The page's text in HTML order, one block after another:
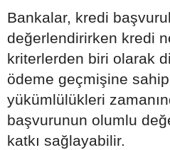
Bankalar, kredi
değerlendirirken kredi
kriterlerden biri olarak
ödeme geçmişine
yükümlülükleri
başvurunun olumlu
katkı sağlayabilir.